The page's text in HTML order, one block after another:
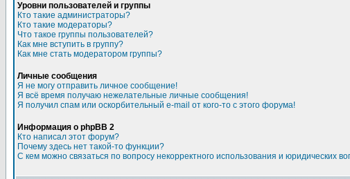
Уровни пользователей и группы
Кто такие администраторы?
Кто такие модераторы?
Что такое группы пользователей?
Как мне вступить в группу?
Как мне стать модератором группы?
Личные сообщения
Я не могу отправить личное сообщение!
Я всё время получаю нежелательные личные сообщения!
Я получил спам или оскорбительный e-mail от кого-то с этого форума!
Информация о phpBB 2
Кто написал этот форум?
Почему здесь нет такой-то функции?
С кем можно связаться по вопросу некорректного использования и юридических